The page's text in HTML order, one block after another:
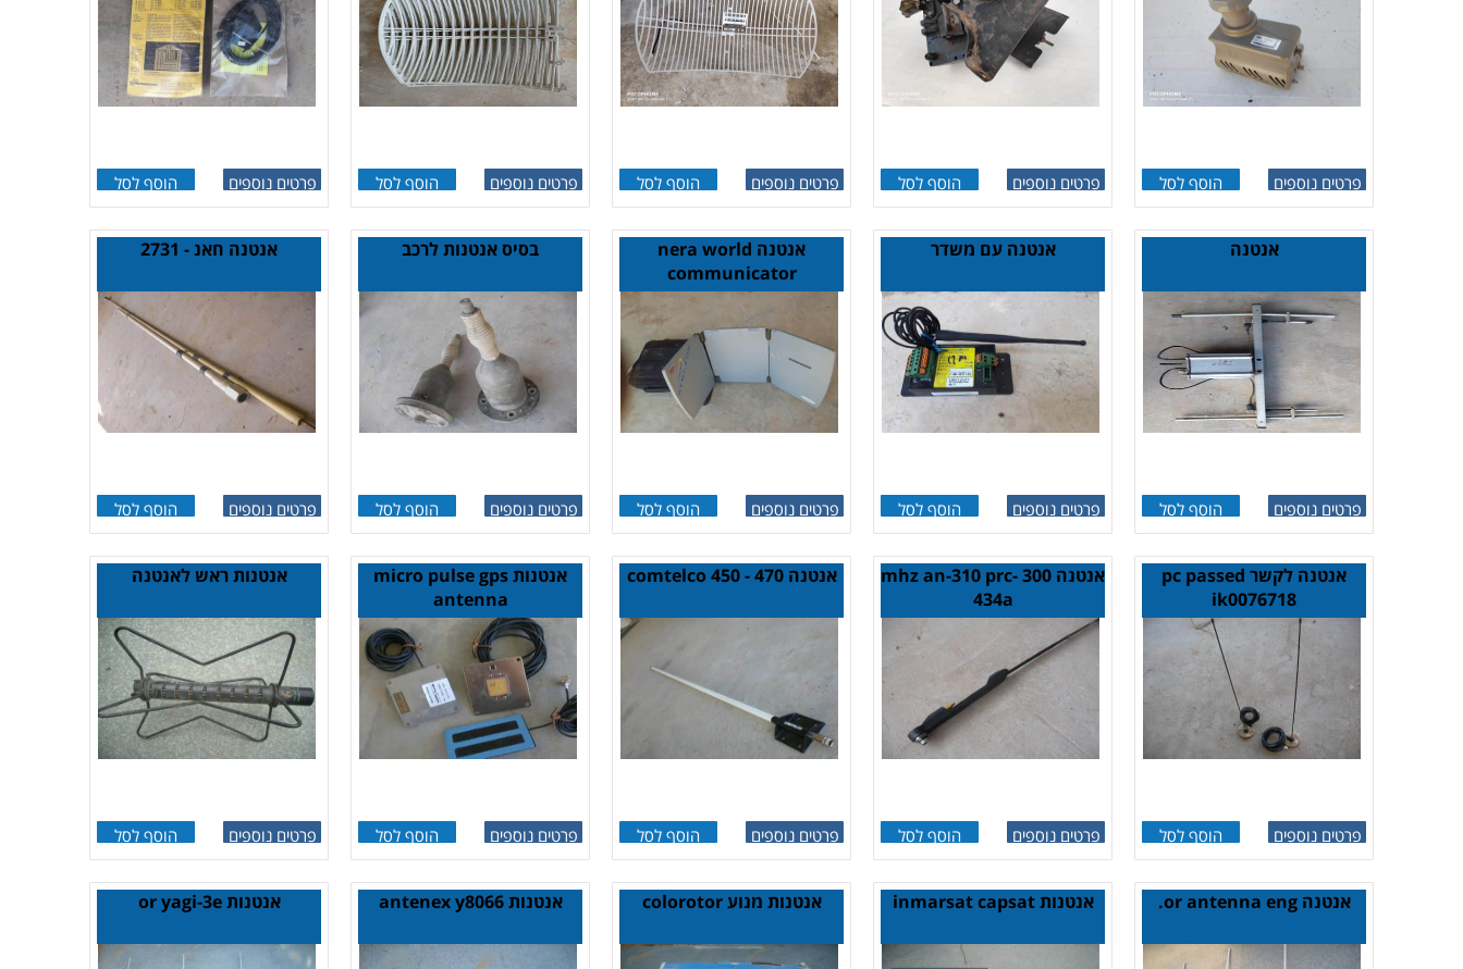
פרטים נוספים הוסף לסל פרטים נוספים הוסף לסל פרטים נוספים הוסף לסל פרטים נוספים הוסף לסל פרטים נוספים הוסף לסל
אנטנה
פרטים נוספים הוסף לסל
אנטנה עם משדר
פרטים נוספים הוסף לסל
אנטנה nera world
communicator
פרטים נוספים הוסף לסל
בסיס אנטנות לרכב
פרטים נוספים הוסף לסל
אנטנה חאנ - 2731
פרטים נוספים הוסף לסל
אנטנה לקשר pc passed
ik0076718
פרטים נוספים הוסף לסל
אנטנה 300 mhz an-310 prc-
434a
פרטים נוספים הוסף לסל
אנטנה comtelco 450 - 470
פרטים נוספים הוסף לסל
אנטנות micro pulse gps
antenna
פרטים נוספים הוסף לסל
אנטנות ראש לאנטנה
פרטים נוספים הוסף לסל
אנטנה or antenna eng. אנטנות inmarsat capsat אנטנות מנוע colorotor אנטנות antenex y8066 אנטנות or yagi-3e